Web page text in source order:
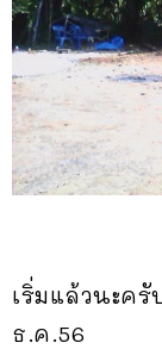
เริ่มแล้วนะค
ธ.ค.56